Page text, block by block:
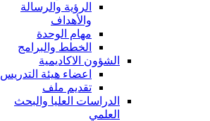
الرؤية والرسالة
والأهداف
مهام الوحدة
الخطط والبرامج
الشؤون الاكاديمية
اعضاء هيئة التدريس
تقديم ملف
الدراسات العليا والبحث
العلمي